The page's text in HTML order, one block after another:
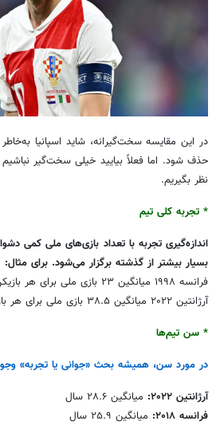
حذف شود. اما فعلاً بیایید خیلی سخت‌گیر نباشیم
نظر بگیریم.
* تجربه کلی تیم
اندازه‌گیری تجربه با تعداد بازی‌های ملی کمی
بسیار بیشتر از گذشته برگزار می‌شود. برای مثال:
فرانسه ۱۹۹۸ میانگین ۲۳ بازی ملی برای هر بازیکن داشت
آرژانتین ۲۰۲۲ میانگین ۳۸.۵ بازی ملی برای هر بازیکن
* سن تیم‌ها
در مورد سن، همیشه بحث «جوانی یا تجربه»
آرژانتین ۲۰۲۲:
میانگین ۲۸.۶ سال
فرانسه ۲۰۱۸:
میانگین ۲۵.۹ سال